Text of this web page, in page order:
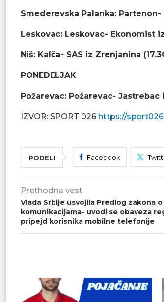
Smederevska Palanka:
Leskovac: Leskovac- Ekonomist
Niš: Kalča- SAS iz Zrenjanina
PONEDELJAK
Požarevac: Požarevac- Jastrebac
IZVOR: SPORT 026 https://
PODELI Facebook
Prethodna vest
Vlada Srbije usvojila Predlog zakona
komunikacijama- uvodi se obaveza
pripejd korisnika mobilne telefonije